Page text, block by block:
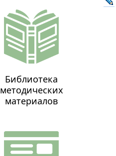
Библиотека
методических
материалов